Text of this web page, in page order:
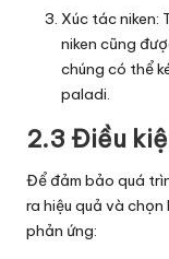
Xúc tác niken:
niken cũng
chúng có thể
paladi.
2.3 Điều
Để đảm bảo quá
ra hiệu quả và
phản ứng: